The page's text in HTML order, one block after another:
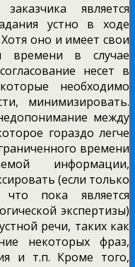
является
устно в ходе
оно и имеет свои
времени в случае
несет в
необходимо
минимизировать.
между
гораздо легче
времени
информации,
(если только
что пока является
экспертизы)
речи, таких как
некоторых фраз,
и т.п. Кроме того,